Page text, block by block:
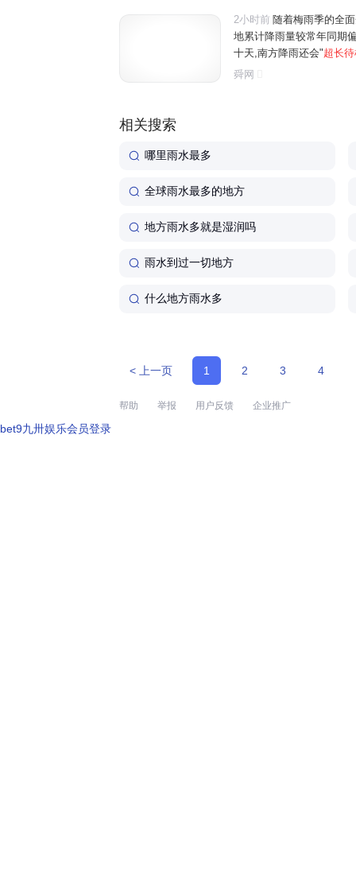
2小时前 随着梅雨季的全
地累计降雨量较常年同期
十天,南方降雨还会"超长
到江南中南部一带。刚刚
舜网
相关搜索
哪里雨水最多
全球雨水最多的地方
地方雨水多就是湿润吗
雨水到过一切地方
什么地方雨水多
< 上一页 1 2 3 4
帮助 举报 用户反馈 企业推广
bet9九卅娱乐会员登录